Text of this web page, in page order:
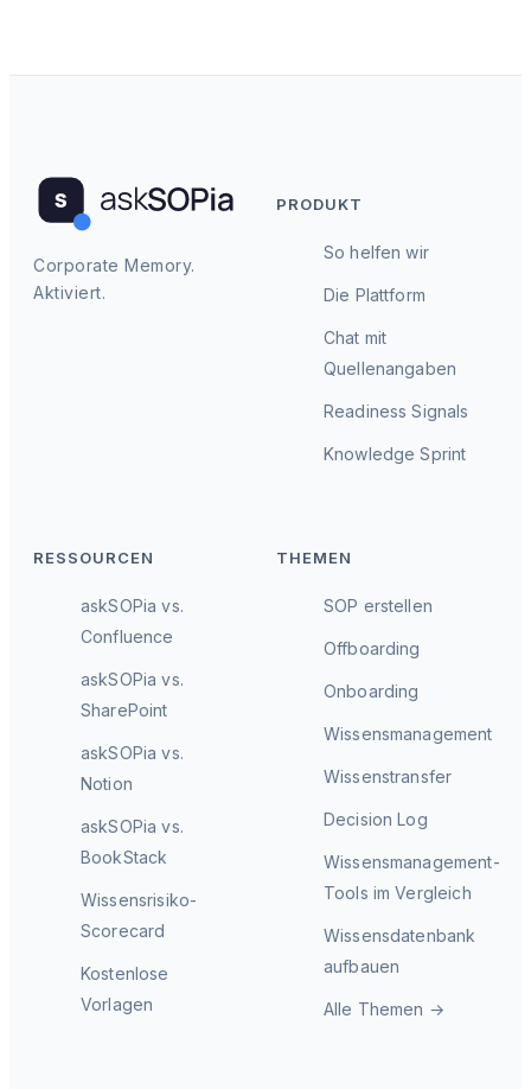
Corporate Memory.
Aktiviert.
PRODUKT
So helfen wir
Die Plattform
Chat mit
Quellenangaben
Readiness Signals
Knowledge Sprint
RESSOURCEN
askSOPia vs.
Confluence
askSOPia vs.
SharePoint
askSOPia vs.
Notion
askSOPia vs.
BookStack
Wissensrisiko-
Scorecard
Kostenlose
Vorlagen
THEMEN
SOP erstellen
Offboarding
Onboarding
Wissensmanagement
Wissenstransfer
Decision Log
Wissensmanagement-
Tools im Vergleich
Wissensdatenbank
aufbauen
Alle Themen →